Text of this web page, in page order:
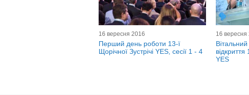
16 вересня 2016
Перший день роботи 13-ї
Щорічної Зустрічі YES, сесії 1 - 4
16 вересня
відкриття
YES